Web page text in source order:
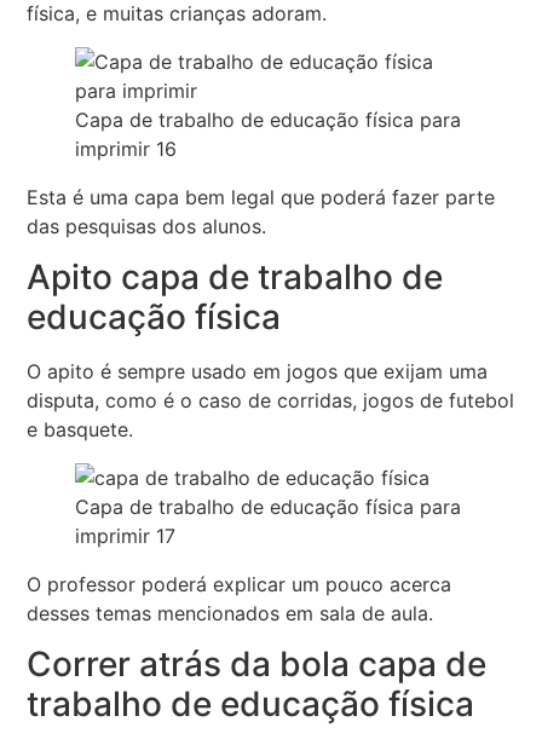
física, e muitas crianças adoram.
Capa de trabalho de educação física para
imprimir 16
Esta é uma capa bem legal que poderá fazer parte
das pesquisas dos alunos.
Apito capa de trabalho de
educação física
O apito é sempre usado em jogos que exijam uma
disputa, como é o caso de corridas, jogos de futebol
e basquete.
Capa de trabalho de educação física para
imprimir 17
O professor poderá explicar um pouco acerca
desses temas mencionados em sala de aula.
Correr atrás da bola capa de
trabalho de educação física